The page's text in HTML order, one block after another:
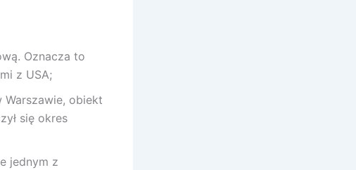
Oznacza to
z USA;
obiekt
się okres
jednym z